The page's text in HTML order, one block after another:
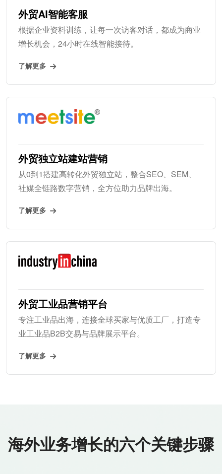
外贸AI智能客服
根据企业资料训练，让每一次访客对话，都成为商业
增长机会，24小时在线智能接待。
了解更多
外贸独立站建站营销
从0到1搭建高转化外贸独立站，整合SEO、SEM、
社媒全链路数字营销，全方位助力品牌出海。
了解更多
外贸工业品营销平台
专注工业品出海，连接全球买家与优质工厂，打造专
业工业品B2B交易与品牌展示平台。
了解更多
海外业务增长的六个关键步骤